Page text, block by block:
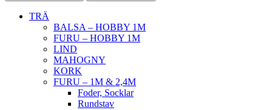
TRÄ
BALSA – HOBBY 1M
FURU – HOBBY 1M
LIND
MAHOGNY
KORK
FURU – 1M & 2,4M
Foder, Socklar
Rundstav